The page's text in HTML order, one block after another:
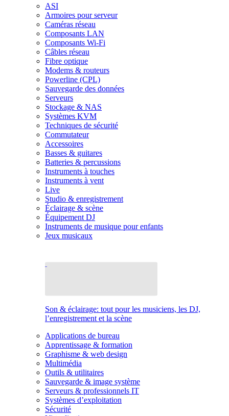
ASI
Armoires pour serveur
Caméras réseau
Composants LAN
Composants Wi-Fi
Câbles réseau
Fibre optique
Modems & routeurs
Powerline (CPL)
Sauvegarde des données
Serveurs
Stockage & NAS
Systèmes KVM
Techniques de sécurité
Commutateur
Accessoires
Basses & guitares
Batteries & percussions
Instruments à touches
Instruments à vent
Live
Studio & enregistrement
Éclairage & scène
Équipement DJ
Instruments de musique pour enfants
Jeux musicaux
Son & éclairage: tout pour les musiciens, les DJ,
l’enregistrement et la scène
Applications de bureau
Apprentissage & formation
Graphisme & web design
Multimédia
Outils & utilitaires
Sauvegarde & image système
Serveurs & professionnels IT
Systèmes d’exploitation
Sécurité